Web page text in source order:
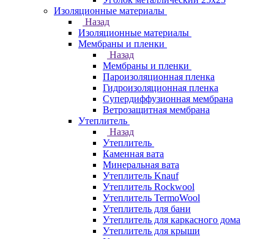
Изоляционные материалы
Назад
Изоляционные материалы
Мембраны и пленки
Назад
Мембраны и пленки
Пароизоляционная пленка
Гидроизоляционная пленка
Супердиффузионная мембрана
Ветрозащитная мембрана
Утеплитель
Назад
Утеплитель
Каменная вата
Минеральная вата
Утеплитель Knauf
Утеплитель Rockwool
Утеплитель TermoWool
Утеплитель для бани
Утеплитель для каркасного дома
Утеплитель для крыши